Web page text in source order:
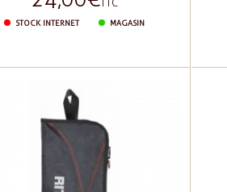
TTC
STOCK INTERNET MAGASIN